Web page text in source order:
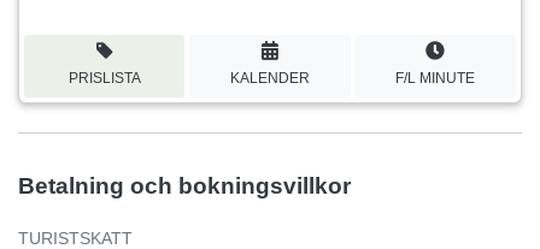
PRISLISTA KALENDER F/L MINUTE
Betalning och bokningsvillkor
TURISTSKATT